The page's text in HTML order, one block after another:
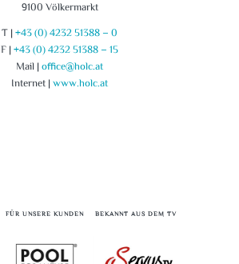
9100 Völkermarkt
T |+43 (0) 4232 51388 – 0
F |+43 (0) 4232 51388 – 15
Mail |office@holc.at
Internet |www.holc.at
FÜR UNSERE KUNDEN BEKANNT AUS DEM TV